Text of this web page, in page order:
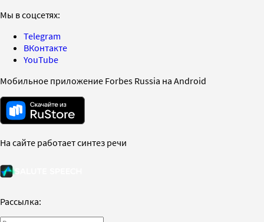
Мы в соцсетях:
Telegram
ВКонтакте
YouTube
Мобильное приложение Forbes Russia на Android
На сайте работает синтез речи
Рассылка: